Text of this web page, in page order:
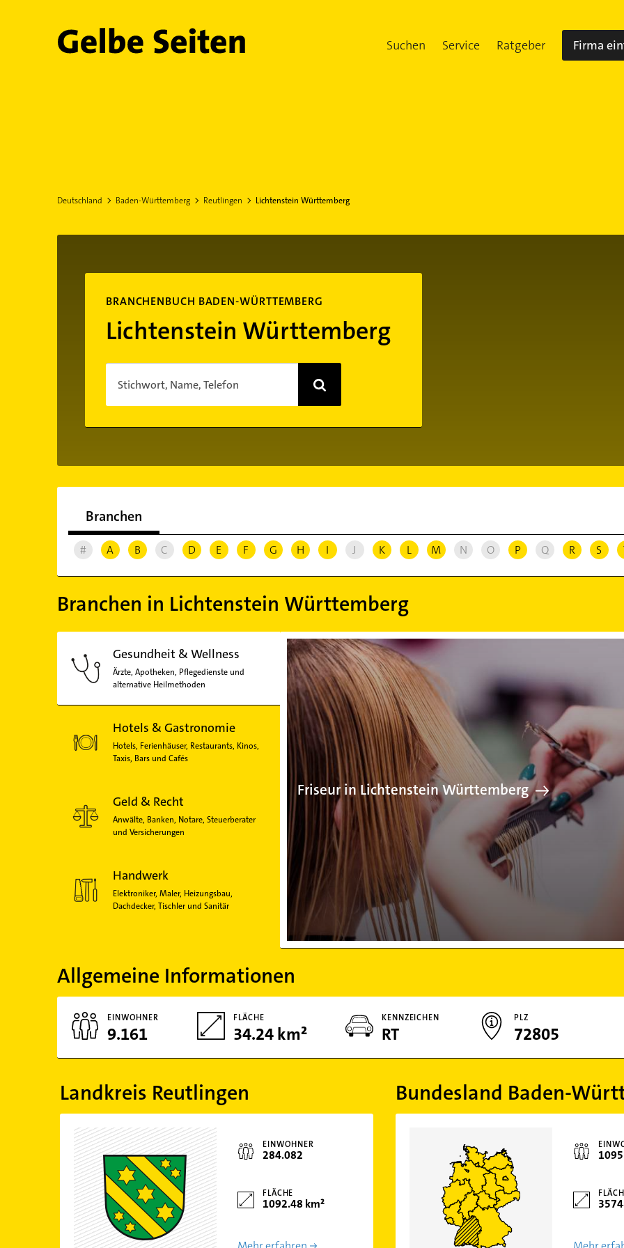
Gelbe Seiten Suchen Service Ratgeber Firma
Deutschland Baden-Württemberg Reutlingen Lichtenstein Württemberg
BRANCHENBUCH BADEN-WÜRTTEMBERG
Lichtenstein Württemberg
Stichwort, Name, Telefon
Branchen
# A B C D E F G H I J K L M N O P Q R S
Branchen in Lichtenstein Württemberg
Gesundheit & Wellness
Ärzte, Apotheken, Pflegedienste und
alternative Heilmethoden
Hotels & Gastronomie
Hotels, Ferienhäuser, Restaurants, Kinos,
Taxis, Bars und Cafés
Geld & Recht
Anwälte, Banken, Notare, Steuerberater
und Versicherungen
Handwerk
Elektroniker, Maler, Heizungsbau,
Dachdecker, Tischler und Sanitär
Friseur in Lichtenstein Württemberg
Allgemeine Informationen
EINWOHNER
9.161
FLÄCHE
34.24 km²
KENNZEICHEN
RT
PLZ
72805
Landkreis Reutlingen Bundesland Baden-
EINWOHNER
284.082
FLÄCHE
1092.48 km²